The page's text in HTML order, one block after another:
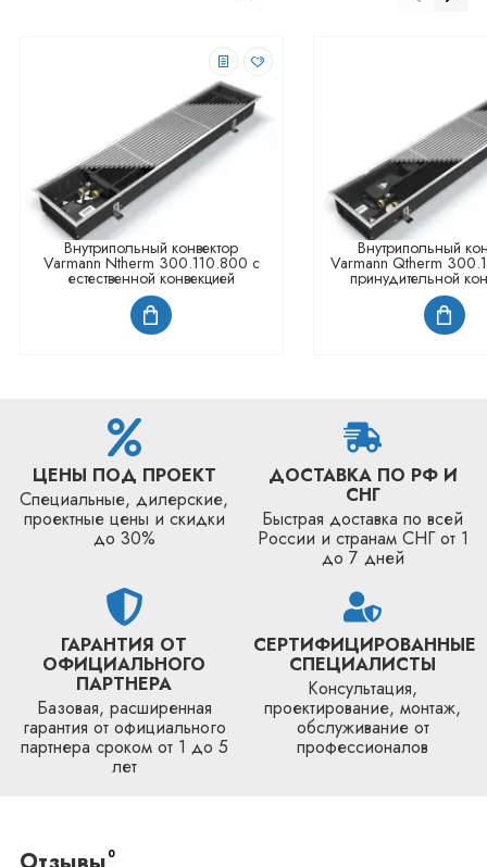
Внутрипольный конвектор
Varmann Ntherm 300.110.800 с
естественной конвекцией
Внутрипольный
Varmann Qtherm
принудительной
ЦЕНЫ ПОД ПРОЕКТ
Специальные, дилерские,
проектные цены и скидки
до 30%
ДОСТАВКА ПО РФ И
СНГ
Быстрая доставка по всей
России и странам СНГ от 1
до 7 дней
ГАРАНТИЯ ОТ
ОФИЦИАЛЬНОГО
ПАРТНЕРА
Базовая, расширенная
гарантия от официального
партнера сроком от 1 до 5
лет
СЕРТИФИЦИРОВАННЫЕ
СПЕЦИАЛИСТЫ
Консультация,
проектирование, монтаж,
обслуживание от
профессионалов
0